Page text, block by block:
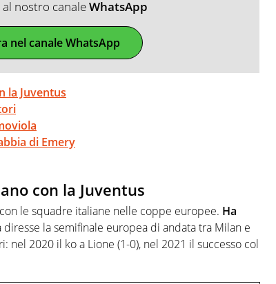
al nostro canaleWhatsApp
nel canale WhatsApp
la Juventus
di Emery
con la Juventus
le squadre italiane nelle coppe europee. Ha
diresse la semifinale europea di andata tra Milan e
nel 2020 il ko a Lione (1-0), nel 2021 il successo col